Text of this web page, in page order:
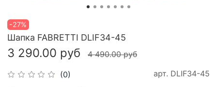
-27%
(0) арт. DLIF34-45
Шапка FABRETTI DLIF34-45
3 290.00 руб 4 490.00 руб